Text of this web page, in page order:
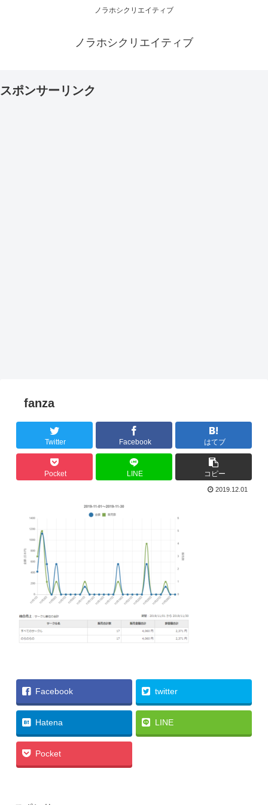
ノラホシクリエイティブ
ノラホシクリエイティブ
スポンサーリンク
fanza
Twitter Facebook はてブ
Pocket LINE コピー
2019.12.01
Facebook twitter
Hatena LINE
Pocket